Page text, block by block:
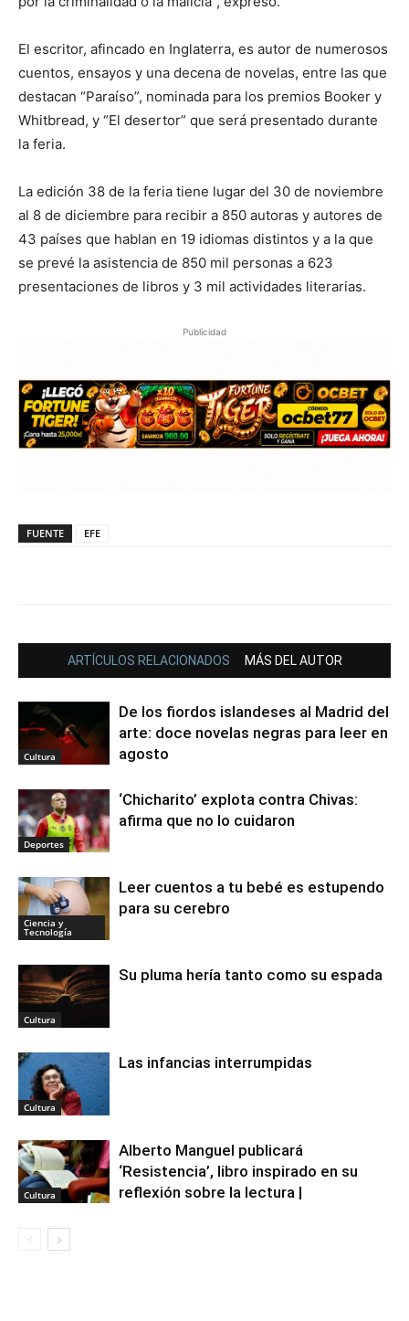
El escritor, afincado en Inglaterra, es autor de numerosos
cuentos, ensayos y una decena de novelas, entre las que
destacan “Paraíso”, nominada para los premios Booker y
Whitbread, y “El desertor” que será presentado durante
la feria.
La edición 38 de la feria tiene lugar del 30 de noviembre
al 8 de diciembre para recibir a 850 autoras y autores de
43 países que hablan en 19 idiomas distintos y a la que
se prevé la asistencia de 850 mil personas a 623
presentaciones de libros y 3 mil actividades literarias.
Publicidad
FUENTE EFE
ARTÍCULOS RELACIONADOS MÁS DEL AUTOR
Cultura
De los fiordos islandeses al Madrid del
arte: doce novelas negras para leer en
agosto
Deportes
‘Chicharito’ explota contra Chivas:
afirma que no lo cuidaron
Ciencia y
Tecnología
Leer cuentos a tu bebé es estupendo
para su cerebro
Cultura
Su pluma hería tanto como su espada
Cultura
Las infancias interrumpidas
Cultura
Alberto Manguel publicará
‘Resistencia’, libro inspirado en su
reflexión sobre la lectura |